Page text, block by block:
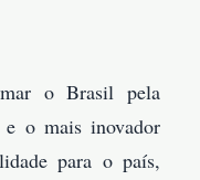
o Brasil pela
o mais inovador
para o país,